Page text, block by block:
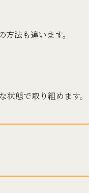
法も違います。
態で取り組めます。